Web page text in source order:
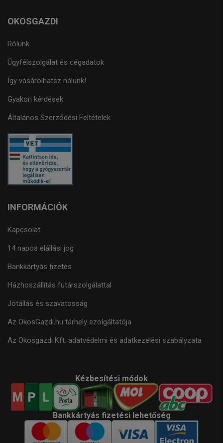
OKOSGAZDI
Rólunk
Ügyfélszolgálat és cégadatok
Így vásárolhatsz nálunk!
Gyakori kérdések
Általános Szerződési Feltételek
INFORMÁCIÓK
Kapcsolat
14 napos elállási jog
Bankkártyás fizetés
Házhoszállítás futárszolgálattal
Jótállás és szavatosság
Az OkosGazdi.hu tárhely szolgáltatója
Az Okosgazdi Kft. adatvédelmi és adatkezelési szabályzata
Kézbesítési módok
Bankkártyás fizetési lehetőség